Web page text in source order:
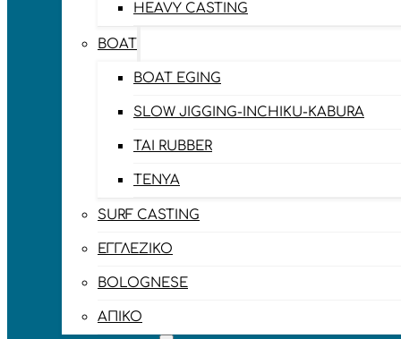
HEAVY CASTING
BOAT
BOAT EGING
SLOW JIGGING-INCHIKU-KABURA
TAI RUBBER
TENYA
SURF CASTING
ΕΓΓΛΈΖΙΚΟ
BOLOGNESE
ΑΠΊΚΟ